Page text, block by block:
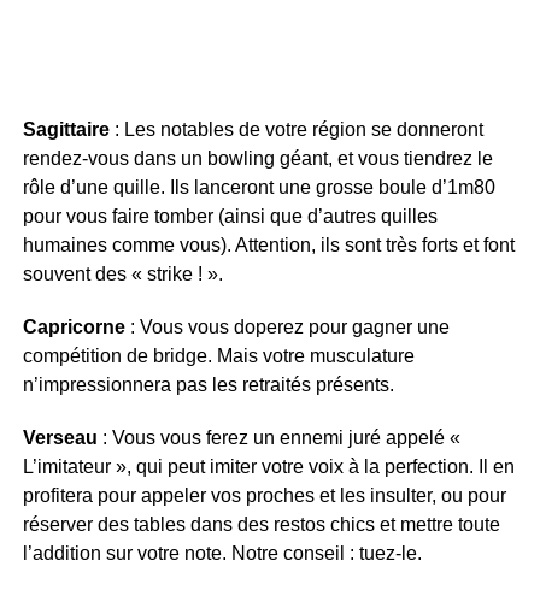
Sagittaire : Les notables de votre région se donneront
rendez-vous dans un bowling géant, et vous tiendrez le
rôle d’une quille. Ils lanceront une grosse boule d’1m80
pour vous faire tomber (ainsi que d’autres quilles
humaines comme vous). Attention, ils sont très forts et font
souvent des « strike ! ».
Capricorne : Vous vous doperez pour gagner une
compétition de bridge. Mais votre musculature
n’impressionnera pas les retraités présents.
Verseau : Vous vous ferez un ennemi juré appelé «
L’imitateur », qui peut imiter votre voix à la perfection. Il en
profitera pour appeler vos proches et les insulter, ou pour
réserver des tables dans des restos chics et mettre toute
l’addition sur votre note. Notre conseil : tuez-le.